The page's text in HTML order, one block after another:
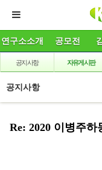
연구소소개 공모전
공지사항 자유게시판
공지사항
Re: 2020 이병주